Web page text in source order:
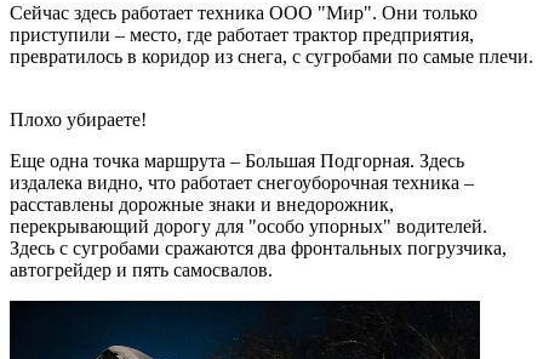
Сейчас здесь работает техника ООО "Мир". Они только
приступили – место, где работает трактор предприятия,
превратилось в коридор из снега, с сугробами по самые плечи.
Плохо убираете!
Еще одна точка маршрута – Большая Подгорная. Здесь
издалека видно, что работает снегоуборочная техника –
расставлены дорожные знаки и внедорожник,
перекрывающий дорогу для "особо упорных" водителей.
Здесь с сугробами сражаются два фронтальных погрузчика,
автогрейдер и пять самосвалов.